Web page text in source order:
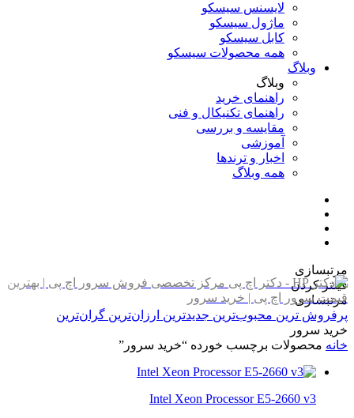
لایسنس سیسکو
ماژول سیسکو
کابل سیسکو
همه محصولات سیسکو
وبلاگ
وبلاگ
راهنمای خرید
راهنمای تکنیکال و فنی
مقایسه و بررسی
آموزشی
اخبار و ترندها
همه وبلاگ
مرتبسازی
فیلتر کردن
مرتبسازی
پرفروش ترین محبوب‌ترین جدیدترین ارزان‌ترین گران‌ترین
خرید سرور
خانه محصولات برچسب خورده “خرید سرور”
Intel Xeon Processor E5-2660 v3